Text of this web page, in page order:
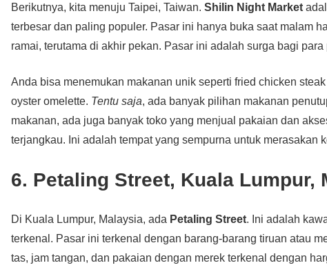
Berikutnya, kita menuju Taipei, Taiwan.Shilin Night Market
terbesar dan paling populer. Pasar ini hanya buka saat malam
ramai, terutama di akhir pekan. Pasar ini adalah surga bagi para
Anda bisa menemukan makanan unik seperti fried chicken
oyster omelette. Tentu saja, ada banyak pilihan makanan
makanan, ada juga banyak toko yang menjual pakaian dan
terjangkau. Ini adalah tempat yang sempurna untuk merasakan
6. Petaling Street, Kuala Lumpur,
Di Kuala Lumpur, Malaysia, ada Petaling Street. Ini adalah
terkenal. Pasar ini terkenal dengan barang-barang tiruan atau
tas, jam tangan, dan pakaian dengan merek terkenal dengan